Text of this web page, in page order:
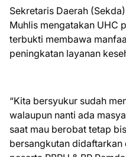
Sekretaris Daerah
Muhlis mengatakan UHC
terbukti membawa
peningkatan layanan
“Kita bersyukur sudah
walaupun nanti ada
saat mau berobat tetap
bersangkutan